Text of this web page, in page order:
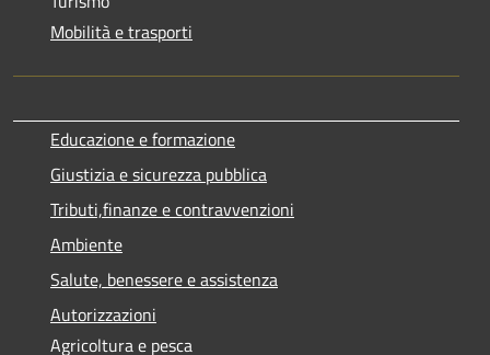
Mobilità e trasporti
Educazione e formazione
Giustizia e sicurezza pubblica
Tributi,finanze e contravvenzioni
Ambiente
Salute, benessere e assistenza
Autorizzazioni
Agricoltura e pesca